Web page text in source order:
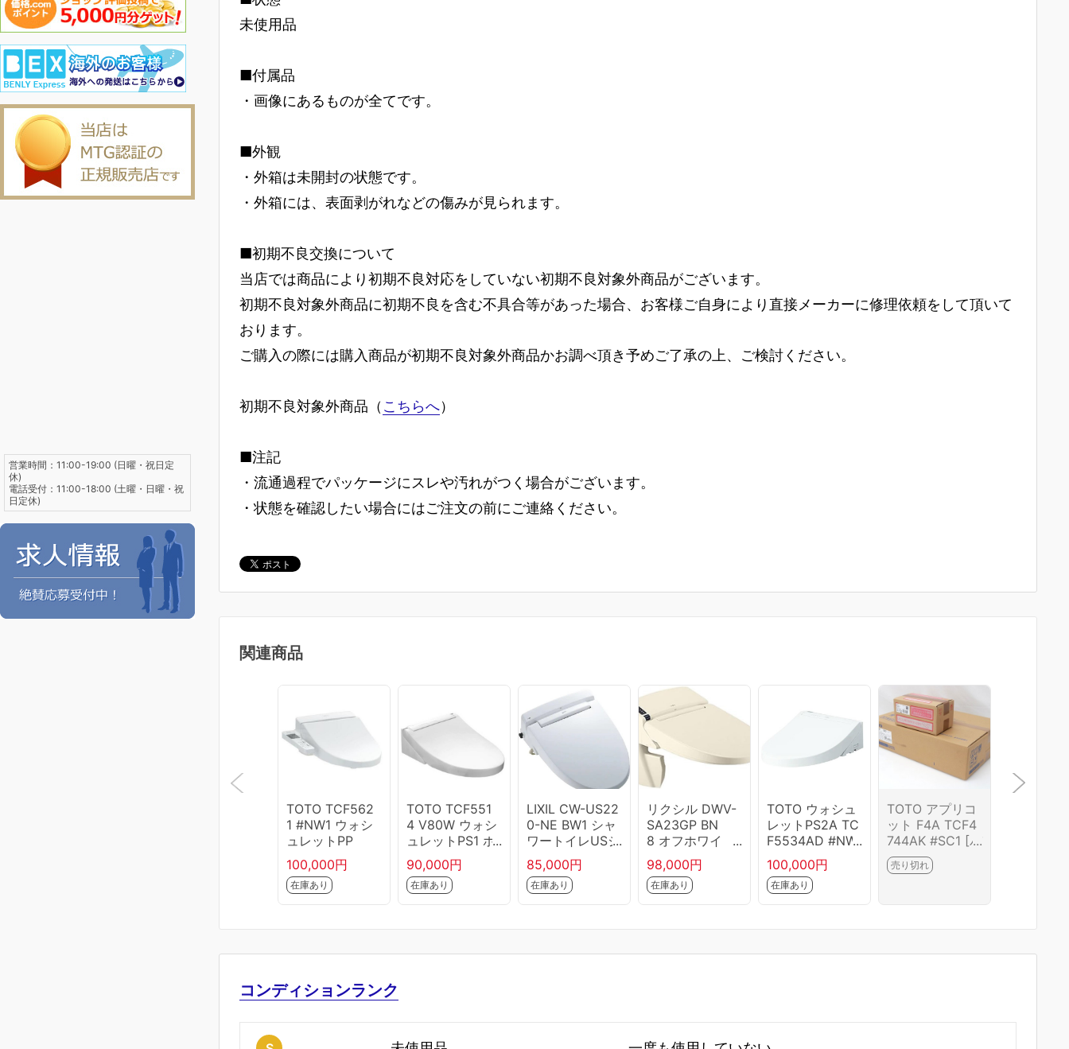
未使用品
■付属品
・画像にあるものが全てです。
■外観
・外箱は未開封の状態です。
・外箱には、表面剥がれなどの傷みが見られます。
■初期不良交換について
当店では商品により初期不良対応をしていない初期不良対象外商品がございます。
初期不良対象外商品に初期不良を含む不具合等があった場合、お客様ご自身により直接メーカーに修理依頼をして頂いて
おります。
ご購入の際には購入商品が初期不良対象外商品かお調べ頂き予めご了承の上、ご検討ください。
初期不良対象外商品（ こちらへ）
■注記
・流通過程でパッケージにスレや汚れがつく場合がございます。
・状態を確認したい場合にはご注文の前にご連絡ください。
関連商品
TOTO TCF562
1 #NW1 ウォシ
ュレットPP
100,000円
在庫あり
TOTO TCF551
4 V80W ウォシ
ュレットPS1 ホ
ワイト
90,000円
在庫あり
LIXIL CW-US22
0-NE BW1 シャ
ワートイレUSシ
リーズ
85,000円
在庫あり
リクシル DWV-
SA23GP BN
8 オフホワイ
ト リフレッシ
ュ シャワートイ
レ タンクレス
98,000円
在庫あり
TOTO ウォシュ
レットPS2A TC
F5534AD #NW
1
100,000円
在庫あり
TOTO アプリコ
ット F4A TCF4
744AK #SC1 [パ
ステルアイボリ
ー] HA03-M34
売り切れ
コンディションランク
営業時間：11:00-19:00 (日曜・祝日定
休)
電話受付：11:00-18:00 (土曜・日曜・祝
日定休)